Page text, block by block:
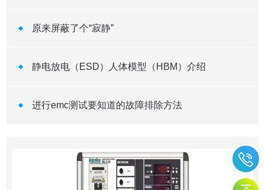
原来屏蔽了个“寂静”
静电放电（ESD）人体模型（HBM）介绍
进行emc测试要知道的故障排除方法